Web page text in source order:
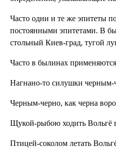
Часто одни и те же эпитеты
постоянными эпитетами. В
стольный Киев-град, тугой
Часто в былинах
Нагнано-то силушки черным-
Черным-черно, как черна
Щукой-рыбою ходить Вольгё
Птицей-соколом летать